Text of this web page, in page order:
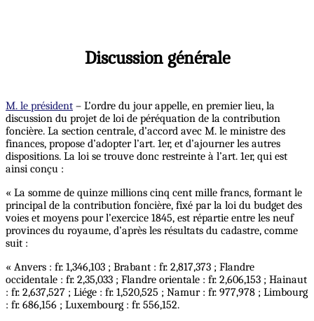
Discussion générale
M. le président – L’ordre du jour appelle, en premier lieu, la
discussion du projet de loi de péréquation de la contribution
foncière. La section centrale, d’accord avec M. le ministre des
finances, propose d’adopter l’art. 1er, et d’ajourner les autres
dispositions. La loi se trouve donc restreinte à l’art. 1er, qui est
ainsi conçu :
« La somme de quinze millions cinq cent mille francs, formant le
principal de la contribution foncière, fixé par la loi du budget des
voies et moyens pour l’exercice 1845, est répartie entre les neuf
provinces du royaume, d’après les résultats du cadastre, comme
suit :
« Anvers : fr. 1,346,103 ; Brabant : fr. 2,817,373 ; Flandre
occidentale : fr. 2,35,033 ; Flandre orientale : fr. 2,606,153 ; Hainaut
: fr. 2,637,527 ; Liége : fr. 1,520,525 ; Namur : fr. 977,978 ; Limbourg
: fr. 686,156 ; Luxembourg : fr. 556,152.